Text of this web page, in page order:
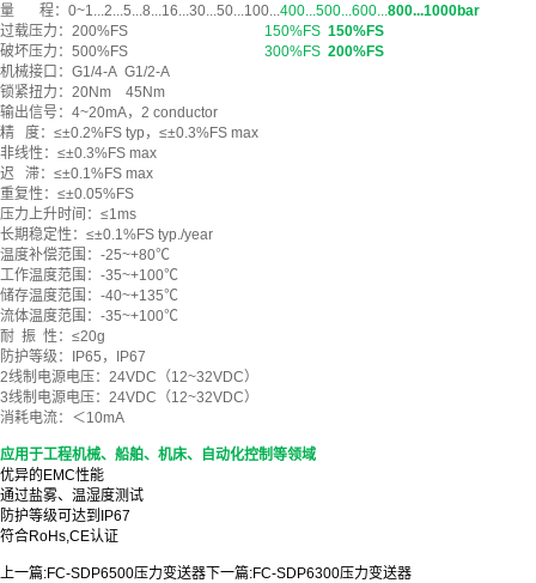
量 程：0~1...2...5...8...16...30...50...100...400...500...600...800...1000bar
过载压力：200%FS 150%FS 150%FS
破坏压力：500%FS 300%FS 200%FS
机械接口：G1/4-A G1/2-A
锁紧扭力：20Nm 45Nm
输出信号：4~20mA，2 conductor
精 度：≤±0.2%FS typ，≤±0.3%FS max
非线性：≤±0.3%FS max
迟 滞：≤±0.1%FS max
重复性：≤±0.05%FS
压力上升时间：≤1ms
长期稳定性：≤±0.1%FS typ./year
温度补偿范围：-25~+80℃
工作温度范围：-35~+100℃
储存温度范围：-40~+135℃
流体温度范围：-35~+100℃
耐 振 性：≤20g
防护等级：IP65，IP67
2线制电源电压：24VDC（12~32VDC）
3线制电源电压：24VDC（12~32VDC）
消耗电流：＜10mA
应用于工程机械、船舶、机床、自动化控制等领域
优异的EMC性能
通过盐雾、温湿度测试
防护等级可达到IP67
符合RoHs,CE认证
上一篇:FC-SDP6500压力变送器 下一篇:FC-SDP6300压力变送器